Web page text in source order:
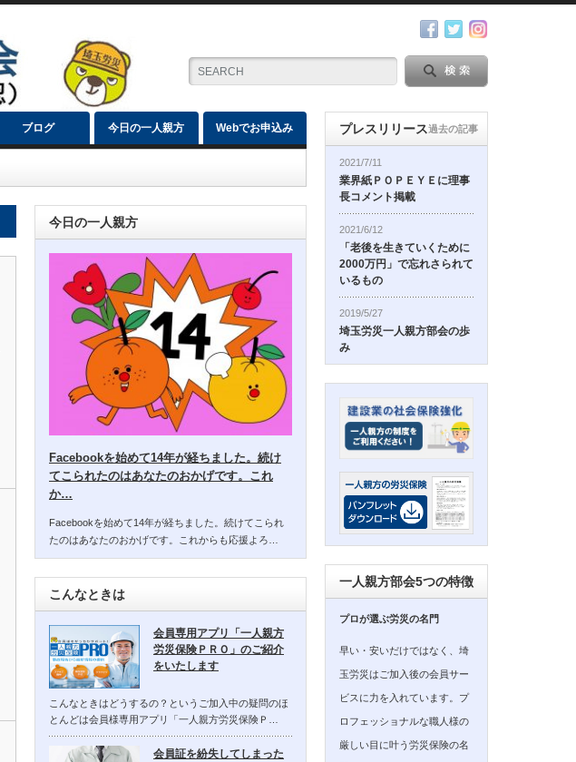
ブログ 今日の一人親方 Webでお申込み
今日の一人親方
Facebookを始めて14年が経ちました。続け
てこられたのはあなたのおかげです。これ
か…
Facebookを始めて14年が経ちました。続けてこられ
たのはあなたのおかげです。これからも応援よろ…
こんなときは
会員専用アプリ「一人親方
労災保険ＰＲＯ」のご紹介
をいたします
こんなときはどうするの？というご加入中の疑問のほ
とんどは会員様専用アプリ「一人親方労災保険Ｐ…
会員証を紛失してしまった
プレスリリース
2021/7/11
業界紙ＰＯＰＥＹＥに理事
長コメント掲載
2021/6/12
「老後を生きていくために
2000万円」で忘れさられて
いるもの
2019/5/27
埼玉労災一人親方部会の歩
み
過去の記事
一人親方部会5つの特徴
プロが選ぶ労災の名門
早い・安いだけではなく、埼
玉労災はご加入後の会員サー
ビスに力を入れています。プ
ロフェッショナルな職人様の
厳しい目に叶う労災保険の名